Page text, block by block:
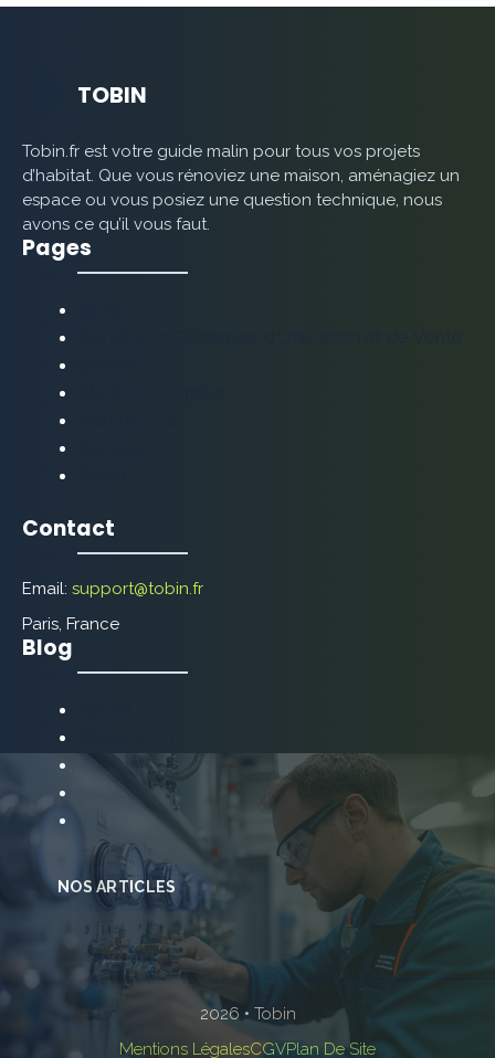
TOBIN
Tobin.fr est votre guide malin pour tous vos projets
d’habitat. Que vous rénoviez une maison, aménagiez un
espace ou vous posiez une question technique, nous
avons ce qu’il vous faut.
Pages
Contact
Email: support@tobin.fr
Paris, France
Blog
Énergie
Maison
NOS ARTICLES
2026 • Tobin
Mentions LégalesCGVPlan De Site